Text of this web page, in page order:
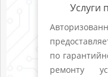
Услуги
по
ремонту